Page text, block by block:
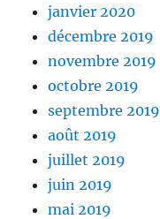
janvier 2020
décembre 2019
novembre 2019
octobre 2019
septembre 2019
août 2019
juillet 2019
juin 2019
mai 2019